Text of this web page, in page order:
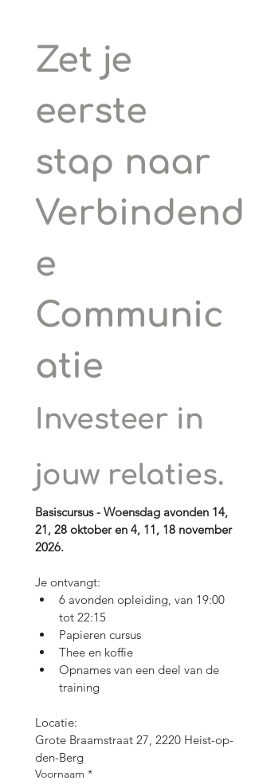
Zet je
eerste
stap naar
Verbindend
e
Communic
atie
Investeer in
jouw relaties.
Basiscursus - Woensdag avonden 14,
21, 28 oktober en 4, 11, 18 november
2026.
Je ontvangt:​
6 avonden opleiding, van 19:00
tot 22:15
Papieren cursus
Opnames van een deel van de
training
Locatie:
Grote Braamstraat 27, 2220 Heist-op-
den-Berg
Voornaam *